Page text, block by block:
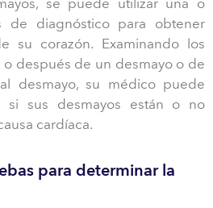
de diagnóstico para obtener
su corazón. Examinando los
después de un desmayo o de
desmayo, su médico puede
si sus desmayos están o no
cardíaca.
para determinar la